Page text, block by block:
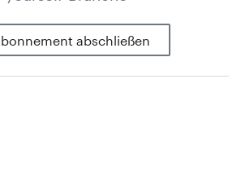
abschließen